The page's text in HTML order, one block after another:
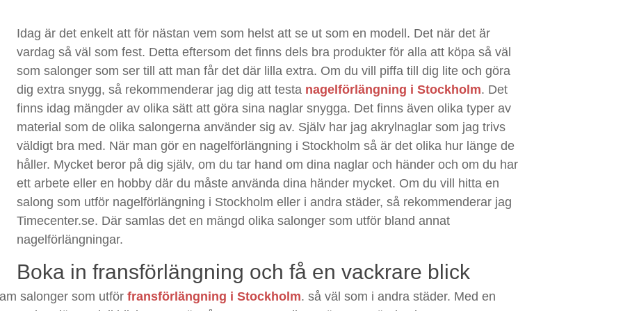
Idag är det enkelt att för nästan vem som helst att se ut som en modell. Det när det är
vardag så väl som fest. Detta eftersom det finns dels bra produkter för alla att köpa så väl
som salonger som ser till att man får det där lilla extra. Om du vill piffa till dig lite och göra
dig extra snygg, så rekommenderar jag dig att testa nagelförlängning i Stockholm. Det
finns idag mängder av olika sätt att göra sina naglar snygga. Det finns även olika typer av
material som de olika salongerna använder sig av. Själv har jag akrylnaglar som jag trivs
väldigt bra med. När man gör en nagelförlängning i Stockholm så är det olika hur länge de
håller. Mycket beror på dig själv, om du tar hand om dina naglar och händer och om du har
ett arbete eller en hobby där du måste använda dina händer mycket. Om du vill hitta en
salong som utför nagelförlängning i Stockholm eller i andra städer, så rekommenderar jag
Timecenter.se. Där samlas det en mängd olika salonger som utför bland annat
nagelförlängningar.
Boka in fransförlängning och få en vackrare blick
salonger som utför fransförlängning i Stockholm. så väl som i andra städer. Med en